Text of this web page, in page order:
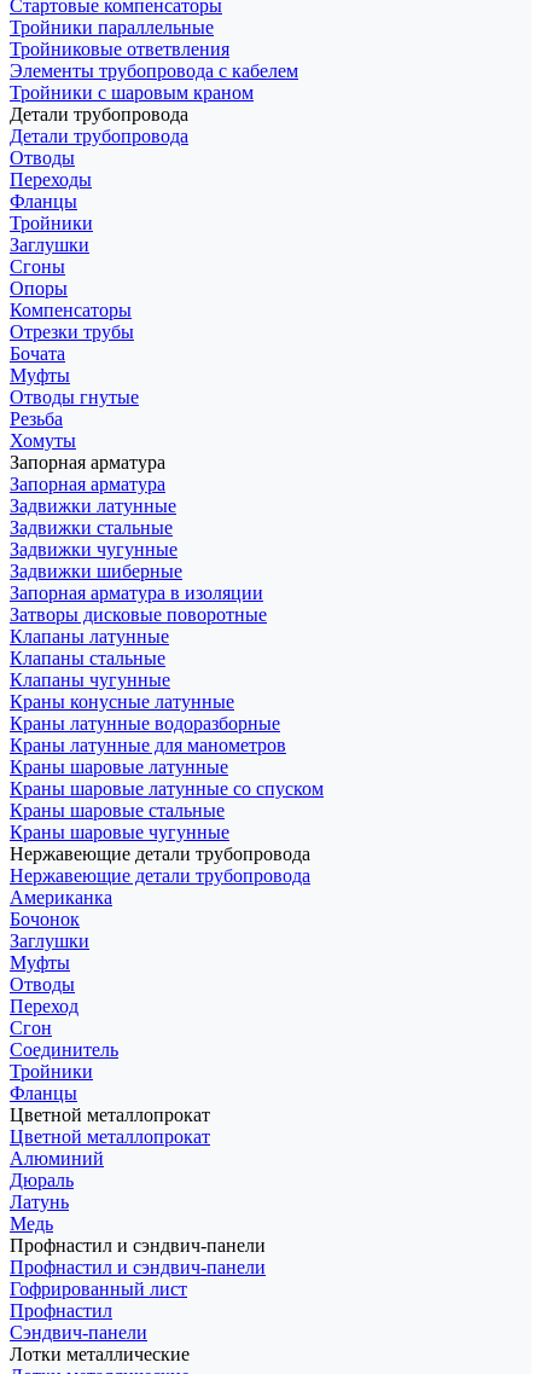
Стартовые компенсаторы
Тройники параллельные
Тройниковые ответвления
Элементы трубопровода с кабелем
Тройники с шаровым краном
Детали трубопровода
Детали трубопровода
Отводы
Переходы
Фланцы
Тройники
Заглушки
Сгоны
Опоры
Компенсаторы
Отрезки трубы
Бочата
Муфты
Отводы гнутые
Резьба
Хомуты
Запорная арматура
Запорная арматура
Задвижки латунные
Задвижки стальные
Задвижки чугунные
Задвижки шиберные
Запорная арматура в изоляции
Затворы дисковые поворотные
Клапаны латунные
Клапаны стальные
Клапаны чугунные
Краны конусные латунные
Краны латунные водоразборные
Краны латунные для манометров
Краны шаровые латунные
Краны шаровые латунные со спуском
Краны шаровые стальные
Краны шаровые чугунные
Нержавеющие детали трубопровода
Нержавеющие детали трубопровода
Американка
Бочонок
Заглушки
Муфты
Отводы
Переход
Сгон
Соединитель
Тройники
Фланцы
Цветной металлопрокат
Цветной металлопрокат
Алюминий
Дюраль
Латунь
Медь
Профнастил и сэндвич-панели
Профнастил и сэндвич-панели
Гофрированный лист
Профнастил
Сэндвич-панели
Лотки металлические